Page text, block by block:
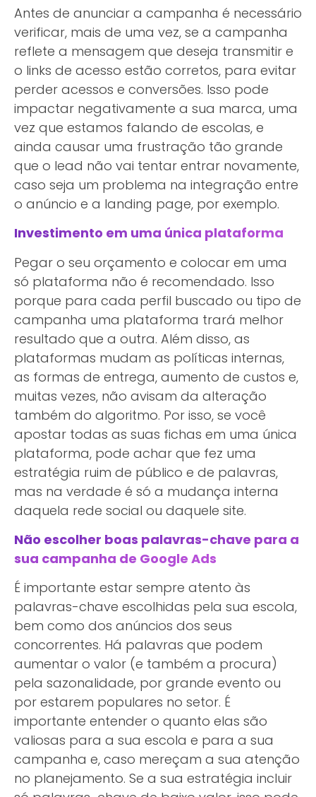
Antes de anunciar a campanha é necessário
verificar, mais de uma vez, se a campanha
reflete a mensagem que deseja transmitir e
o links de acesso estão corretos, para evitar
perder acessos e conversões. Isso pode
impactar negativamente a sua marca, uma
vez que estamos falando de escolas, e
ainda causar uma frustração tão grande
que o lead não vai tentar entrar novamente,
caso seja um problema na integração entre
o anúncio e a landing page, por exemplo.
Investimento em uma única plataforma
Pegar o seu orçamento e colocar em uma
só plataforma não é recomendado. Isso
porque para cada perfil buscado ou tipo de
campanha uma plataforma trará melhor
resultado que a outra. Além disso, as
plataformas mudam as políticas internas,
as formas de entrega, aumento de custos e,
muitas vezes, não avisam da alteração
também do algoritmo. Por isso, se você
apostar todas as suas fichas em uma única
plataforma, pode achar que fez uma
estratégia ruim de público e de palavras,
mas na verdade é só a mudança interna
daquela rede social ou daquele site.
Não escolher boas palavras-chave para a
sua campanha de Google Ads
É importante estar sempre atento às
palavras-chave escolhidas pela sua escola,
bem como dos anúncios dos seus
concorrentes. Há palavras que podem
aumentar o valor (e também a procura)
pela sazonalidade, por grande evento ou
por estarem populares no setor. É
importante entender o quanto elas são
valiosas para a sua escola e para a sua
campanha e, caso mereçam a sua atenção
no planejamento. Se a sua estratégia incluir